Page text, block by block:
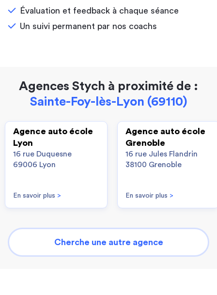
Évaluation et feedback à chaque séance
Un suivi permanent par nos coachs
Agences Stych à proximité de :
Sainte-Foy-lès-Lyon (69110)
Agence auto école
Lyon
16 rue Duquesne
69006 Lyon
En savoir plus >
Agence auto école
Grenoble
16 rue Jules Flandrin
38100 Grenoble
En savoir plus >
Cherche une autre agence